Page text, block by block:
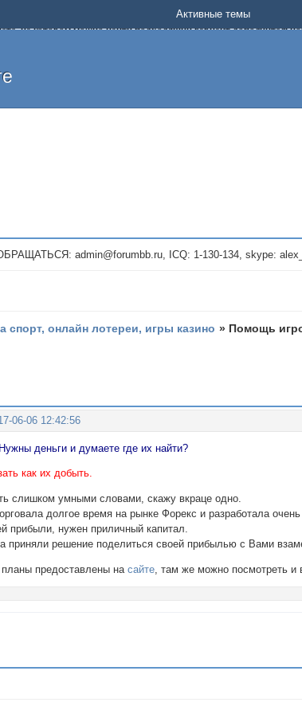
на котором можно найти подходящий вариант
проект или сайт не платит, то указывайте в теме что это
новые темы, размещайте объявления со своими
Активные темы
admin@forumbb.ru, ICQ: 1-130-134, skype:
спорт, онлайн лотереи, игры казино » Помощь
06-06 12:42:56
деньги и думаете где их найти?
как их добыть.
слишком умными словами, скажу вкраце одно.
долгое время на рынке Форекс и разработала
прибыли, нужен приличный капитал.
приняли решение поделиться своей прибылью с Вами
предоставлены насайте , там же можно посмотреть